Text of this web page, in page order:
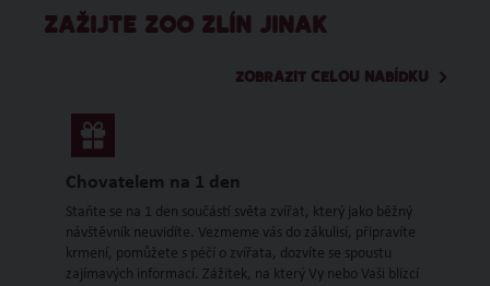
ZAŽIJTE ZOO ZLÍN JINAK
ZOBRAZIT CELOU NABÍDKU
Chovatelem na 1 den
Staňte se na 1 den součástí světa zvířat, který jako běžný
návštěvník neuvidíte. Vezmeme vás do zákulisí, připravíte
krmení, pomůžete s péčí o zvířata, dozvíte se spoustu
zajímavých informací. Zážitek, na který Vy nebo Vaši blízcí